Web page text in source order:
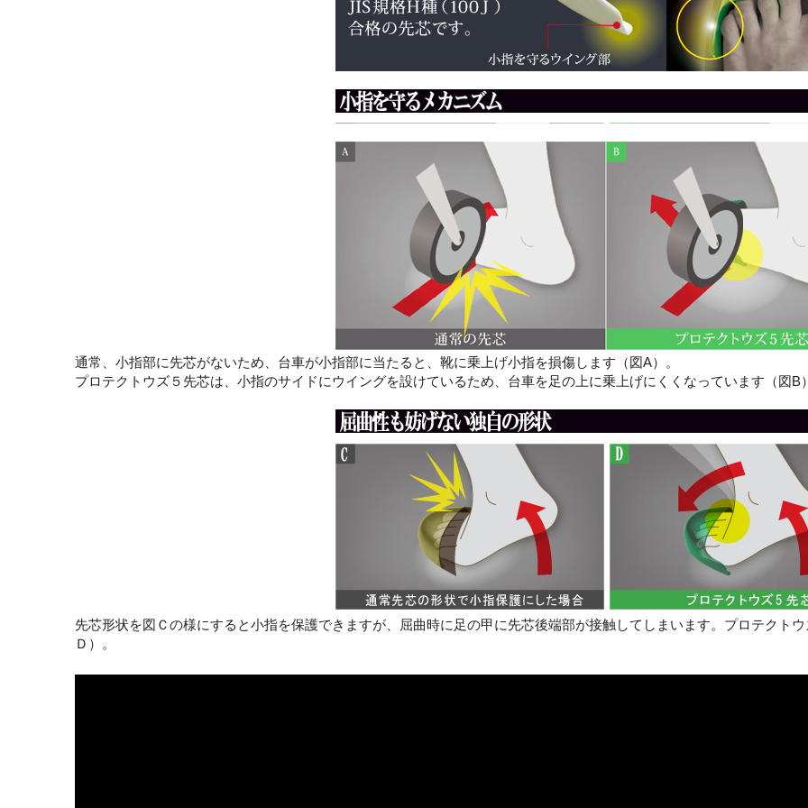
通常、小指部に先芯がないため、台車が小指部に当たると、靴に乗上げ小指を損傷します（図A）。
プロテクトウズ５先芯は、小指のサイドにウイングを設けているため、台車を足の上に乗上げにくくなっています（図B
先芯形状を図Ｃの様にすると小指を保護できますが、屈曲時に足の甲に先芯後端部が接触してしまいます。プロテクト
Ｄ）。